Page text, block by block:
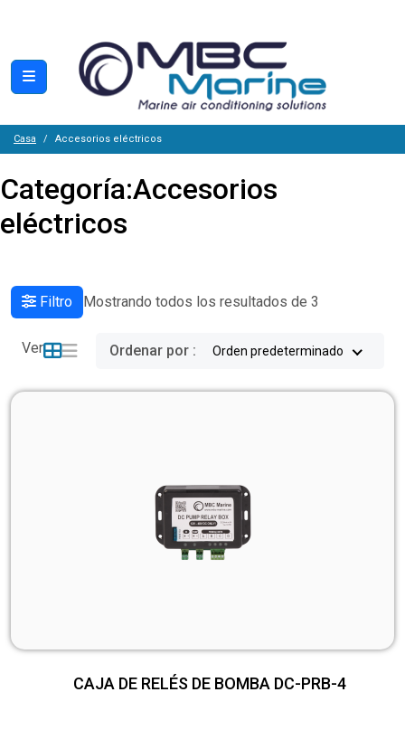
Casa Accesorios eléctricos
Categoría:Accesorios
eléctricos
Filtro Mostrando todos los resultados de 3
Ver Ordenar por : Orden predeterminado
CAJA DE RELÉS DE BOMBA DC-PRB-4